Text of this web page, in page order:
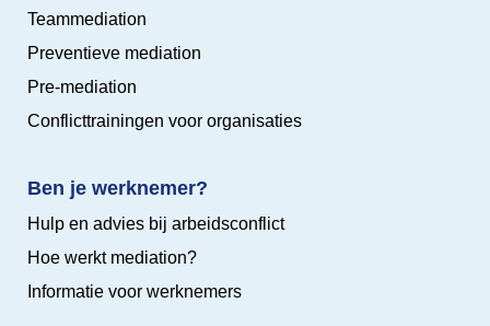
Teammediation
Preventieve mediation
Pre-mediation
Conflicttrainingen voor organisaties
Ben je werknemer?
Hulp en advies bij arbeidsconflict
Hoe werkt mediation?
Informatie voor werknemers